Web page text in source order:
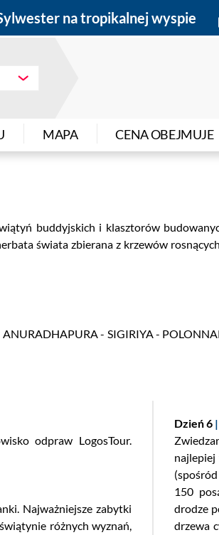
na
Ameryka Południowa
Australia i Oceania
Wczasy
do Ella) -
na tropikalnej wyspie
MAPA CENA OBEJMUJE
buddyjskich i klasztorów
świata zbierana z krzewów
- SIGIRIYA -
odpraw LogosTour.
Najważniejsze zabytki
różnych wyznań,
Dzień 6 |
najlepiej
150
drodze
drzewa